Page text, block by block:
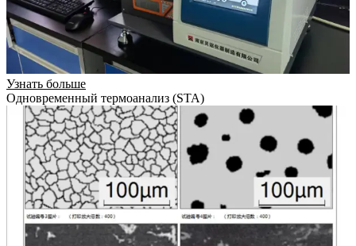
Узнать больше
Одновременный термоанализ (STA)